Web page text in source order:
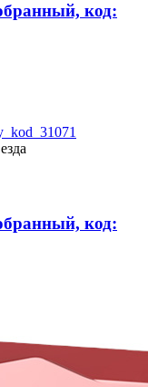
код:
код: